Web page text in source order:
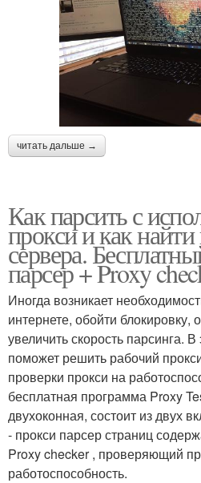
читать дальше →
Как парсить с
прокси и как
сервера.
парсер + Proxy
Иногда возникает
интернете, обойти блокировку,
увеличить скорость парсинга.
поможет решить рабочий
проверки прокси на
бесплатная программа Proxy
двухоконная, состоит из двух
- прокси парсер страниц
Proxy checker , проверяющий
работоспособность.